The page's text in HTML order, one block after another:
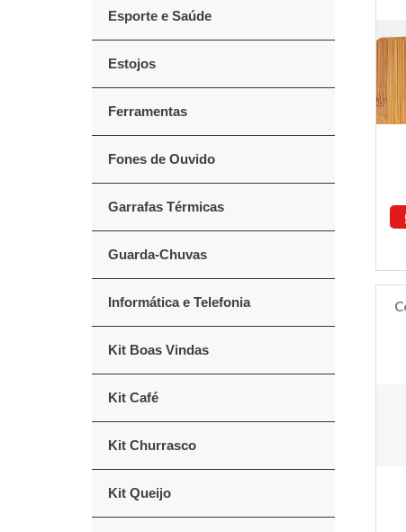
Esporte e Saúde
Estojos
Ferramentas
Fones de Ouvido
Garrafas Térmicas
Guarda-Chuvas
Informática e Telefonia
Kit Boas Vindas
Kit Café
Kit Churrasco
Kit Queijo